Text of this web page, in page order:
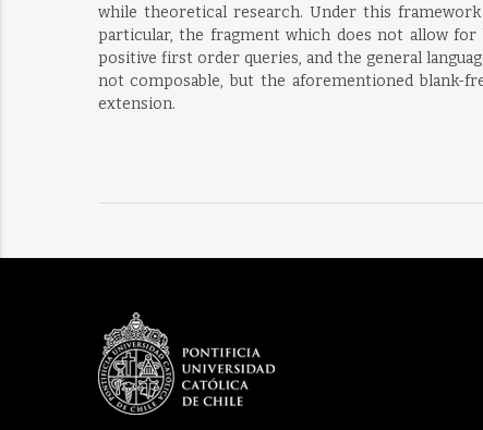
while theoretical research. Under this
particular, the fragment which does not allow
positive first order queries, and the general
not composable, but the aforementioned blank-
extension.